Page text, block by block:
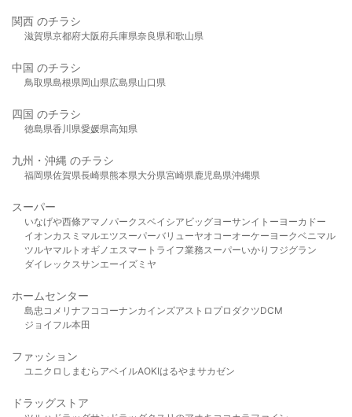
関西 のチラシ
滋賀県京都府大阪府兵庫県奈良県和歌山県
中国 のチラシ
鳥取県島根県岡山県広島県山口県
四国 のチラシ
徳島県香川県愛媛県高知県
九州・沖縄 のチラシ
福岡県佐賀県長崎県熊本県大分県宮崎県鹿児島県沖縄県
スーパー
いなげや西條アマノパークスベイシア ビッグヨーサンイトーヨーカドー
イオンカスミ マルエツスーパーバリューヤオコーオーケー ヨークベニマル
ツルヤマルト オギノ エスマート ライフ業務スーパーいかり フジグラン
ダイレックスサンエーイズミヤ
ホームセンター
島忠 コメリ ナフコ コーナンカインズアストロプロダクツDCM
ジョイフル本田
ファッション
ユニクロ しまむら アベイルAOKIはるやま サカゼン
ドラッグストア